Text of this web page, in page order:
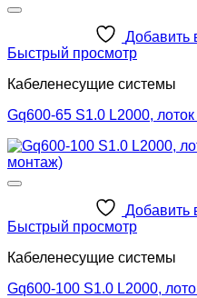
Добавить
Быстрый просмотр
Кабеленесущие системы
Gq600-65 S1.0 L2000,
Добавить
Быстрый просмотр
Кабеленесущие системы
Gq600-100 S1.0 L2000,